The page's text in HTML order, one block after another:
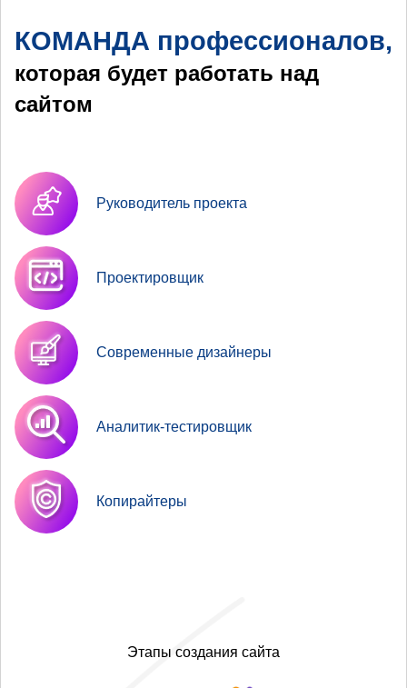
КОМАНДА профессионалов,
которая будет работать над
сайтом
Руководитель проекта
Проектировщик
Современные дизайнеры
Аналитик-тестировщик
Копирайтеры
Этапы создания сайта